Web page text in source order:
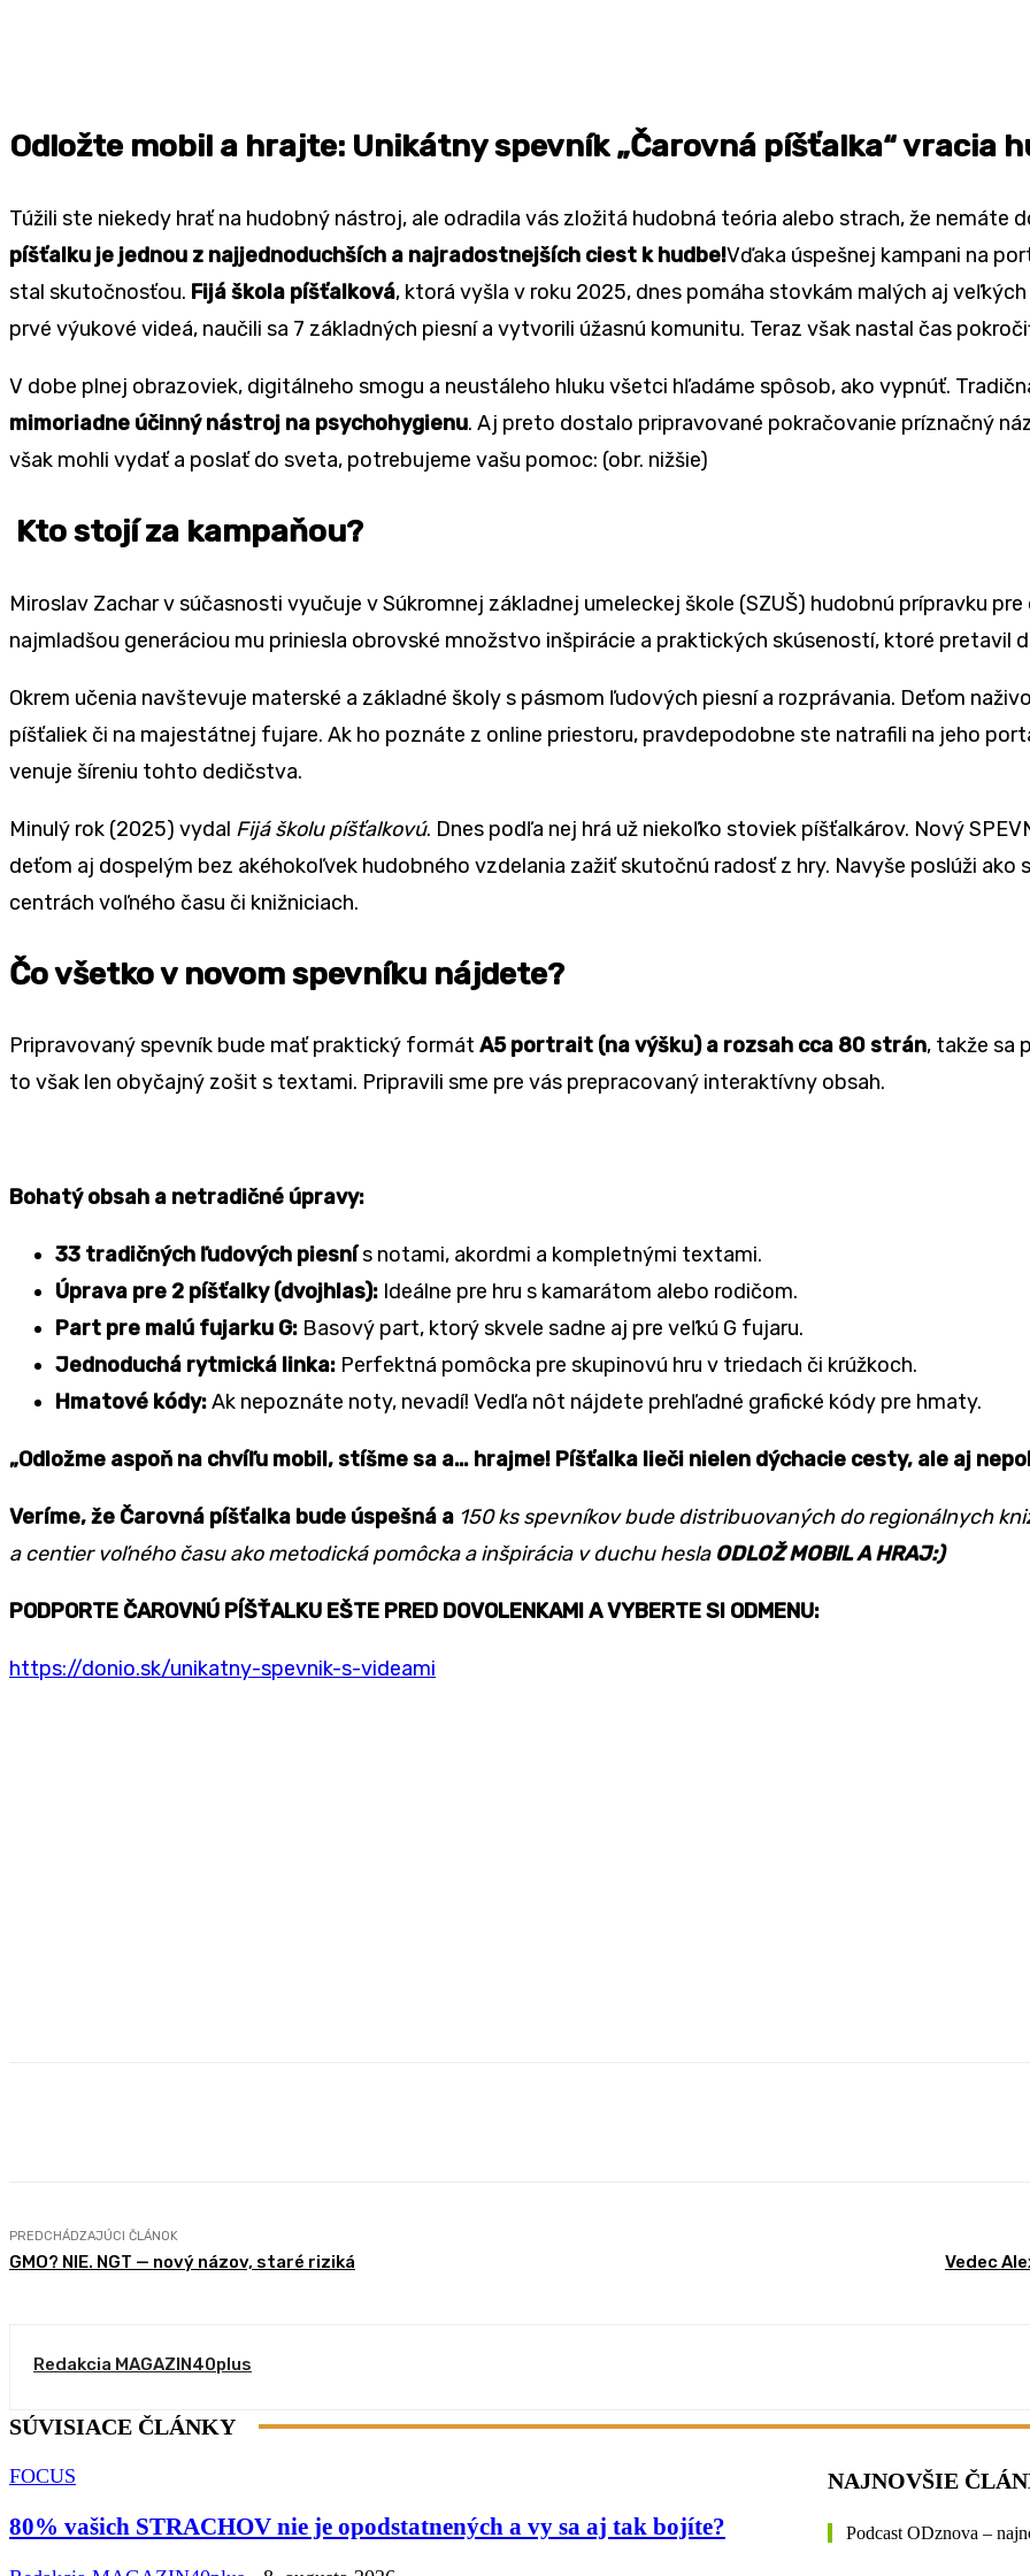
Odložte mobil a hrajte: Unikátny spevník „Čarovná píšťalka“ vracia
Túžili ste niekedy hrať na hudobný nástroj, ale odradila vás zložitá hudobná teória alebo strach, že nemáte
píšťalku je jednou z najjednoduchších a najradostnejších ciest k hudbe!Vďaka úspešnej kampani na
stal skutočnosťou. Fijá škola píšťalková, ktorá vyšla v roku 2025, dnes pomáha stovkám malých aj
prvé výukové videá, naučili sa 7 základných piesní a vytvorili úžasnú komunitu. Teraz však nastal čas
V dobe plnej obrazoviek, digitálneho smogu a neustáleho hluku všetci hľadáme spôsob, ako vypnúť.
mimoriadne účinný nástroj na psychohygienu. Aj preto dostalo pripravované pokračovanie príznačný
však mohli vydať a poslať do sveta, potrebujeme vašu pomoc: (obr. nižšie)
Kto stojí za kampaňou?
Miroslav Zachar v súčasnosti vyučuje v Súkromnej základnej umeleckej škole (SZUŠ) hudobnú prípravku
najmladšou generáciou mu priniesla obrovské množstvo inšpirácie a praktických skúseností, ktoré pretavil
Okrem učenia navštevuje materské a základné školy s pásmom ľudových piesní a rozprávania. Deťom
píšťaliek či na majestátnej fujare. Ak ho poznáte z online priestoru, pravdepodobne ste natrafili na jeho
venuje šíreniu tohto dedičstva.
Minulý rok (2025) vydal Fijá školu píšťalkovú. Dnes podľa nej hrá už niekoľko stoviek píšťalkárov. Nový
deťom aj dospelým bez akéhokoľvek hudobného vzdelania zažiť skutočnú radosť z hry. Navyše poslúži ako
centrách voľného času či knižniciach.
Čo všetko v novom spevníku nájdete?
Pripravovaný spevník bude mať praktický formát A5 portrait (na výšku) a rozsah cca 80 strán, takže sa
to však len obyčajný zošit s textami. Pripravili sme pre vás prepracovaný interaktívny obsah.
Bohatý obsah a netradičné úpravy:
33 tradičných ľudových piesnís notami, akordmi a kompletnými textami.
Úprava pre 2 píšťalky (dvojhlas): Ideálne pre hru s kamarátom alebo rodičom.
Part pre malú fujarku G: Basový part, ktorý skvele sadne aj pre veľkú G fujaru.
Jednoduchá rytmická linka: Perfektná pomôcka pre skupinovú hru v triedach či krúžkoch.
Hmatové kódy:Ak nepoznáte noty, nevadí! Vedľa nôt nájdete prehľadné grafické kódy pre hmaty.
„Odložme aspoň na chvíľu mobil, stíšme sa a… hrajme! Píšťalka lieči nielen dýchacie cesty, ale aj
Veríme, že Čarovná píšťalka bude úspešná a 150 ks spevníkov bude distribuovaných do regionálnych
a centier voľného času ako metodická pomôcka a inšpirácia v duchu hesla ODLOŽ MOBIL A HRAJ:)
PODPORTE ČAROVNÚ PÍŠŤALKU EŠTE PRED DOVOLENKAMI A VYBERTE SI ODMENU:
https://donio.sk/unikatny-spevnik-s-videami
PREDCHÁDZAJÚCI ČLÁNOK
GMO? NIE. NGT — nový názov, staré riziká Vedec
Redakcia MAGAZIN40plus
SÚVISIACE ČLÁNKY
FOCUS
80% vašich STRACHOV nie je opodstatnených a vy sa aj tak bojíte?
NAJNOVŠIE
Podcast ODznova –